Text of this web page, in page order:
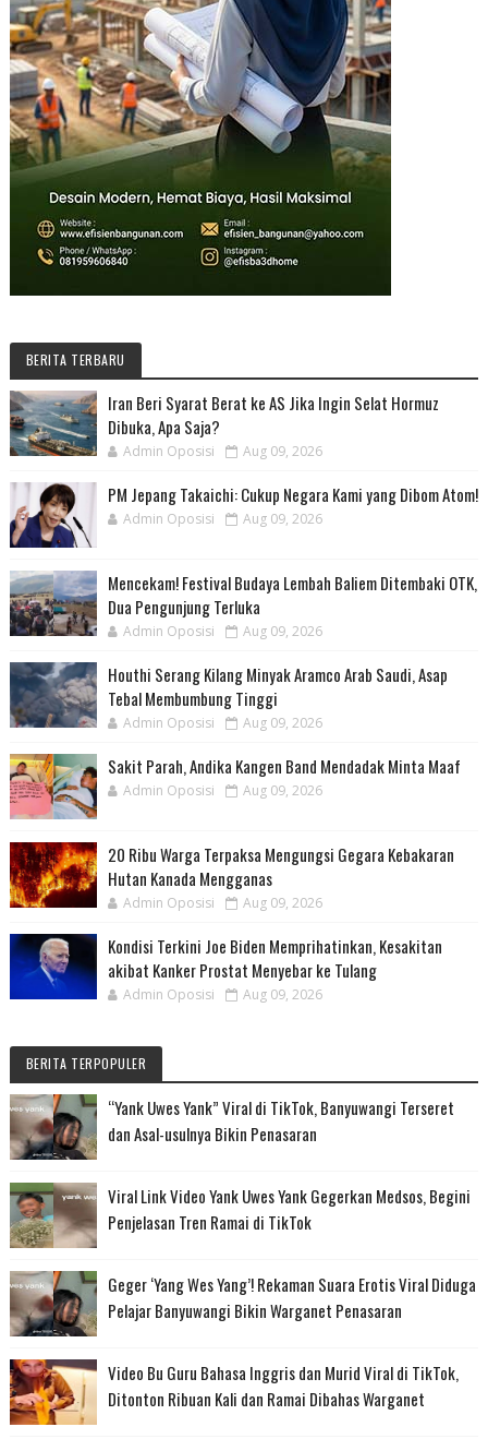
BERITA TERBARU
Iran Beri Syarat Berat ke AS Jika Ingin Selat Hormuz
Dibuka, Apa Saja?
Admin Oposisi Aug 09, 2026
PM Jepang Takaichi: Cukup Negara Kami yang Dibom Atom!
Admin Oposisi Aug 09, 2026
Mencekam! Festival Budaya Lembah Baliem Ditembaki OTK,
Dua Pengunjung Terluka
Admin Oposisi Aug 09, 2026
Houthi Serang Kilang Minyak Aramco Arab Saudi, Asap
Tebal Membumbung Tinggi
Admin Oposisi Aug 09, 2026
Sakit Parah, Andika Kangen Band Mendadak Minta Maaf
Admin Oposisi Aug 09, 2026
20 Ribu Warga Terpaksa Mengungsi Gegara Kebakaran
Hutan Kanada Mengganas
Admin Oposisi Aug 09, 2026
Kondisi Terkini Joe Biden Memprihatinkan, Kesakitan
akibat Kanker Prostat Menyebar ke Tulang
Admin Oposisi Aug 09, 2026
BERITA TERPOPULER
“Yank Uwes Yank” Viral di TikTok, Banyuwangi Terseret
dan Asal-usulnya Bikin Penasaran
Viral Link Video Yank Uwes Yank Gegerkan Medsos, Begini
Penjelasan Tren Ramai di TikTok
Geger ‘Yang Wes Yang’! Rekaman Suara Erotis Viral Diduga
Pelajar Banyuwangi Bikin Warganet Penasaran
Video Bu Guru Bahasa Inggris dan Murid Viral di TikTok,
Ditonton Ribuan Kali dan Ramai Dibahas Warganet